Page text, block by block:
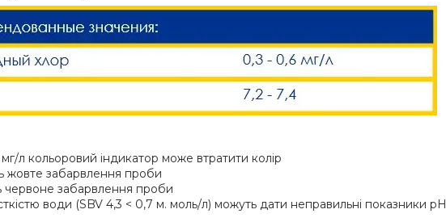
л кольоровий індикатор може втратити колір
забарвлення проби
забарвлення проби
води (SBV 4,3 < 0,7 м. моль/л) можуть дати неправильні показники pH